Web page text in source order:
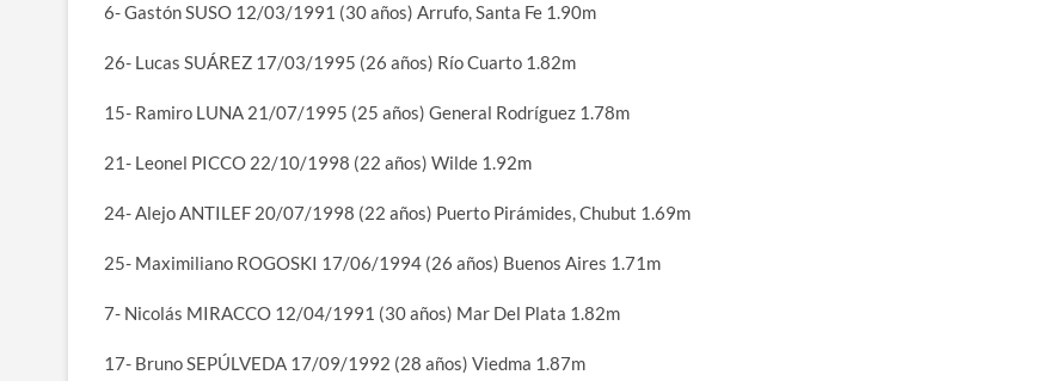
6- Gastón SUSO 12/03/1991 (30 años) Arrufo, Santa Fe 1.90m
26- Lucas SUÁREZ 17/03/1995 (26 años) Río Cuarto 1.82m
15- Ramiro LUNA 21/07/1995 (25 años) General Rodríguez 1.78m
21- Leonel PICCO 22/10/1998 (22 años) Wilde 1.92m
24- Alejo ANTILEF 20/07/1998 (22 años) Puerto Pirámides, Chubut 1.69m
25- Maximiliano ROGOSKI 17/06/1994 (26 años) Buenos Aires 1.71m
7- Nicolás MIRACCO 12/04/1991 (30 años) Mar Del Plata 1.82m
17- Bruno SEPÚLVEDA 17/09/1992 (28 años) Viedma 1.87m